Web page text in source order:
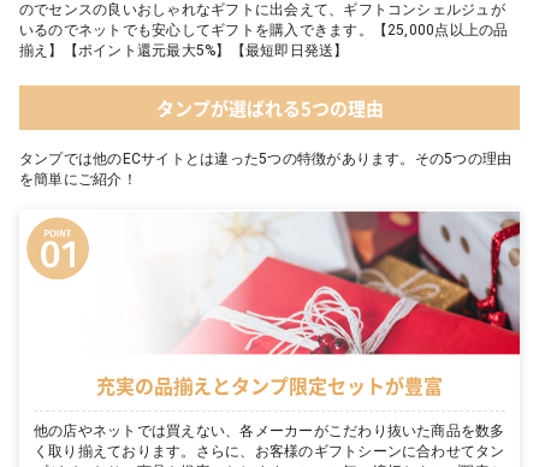
のでセンスの良いおしゃれなギフトに出会えて、ギフトコンシェルジュが
いるのでネットでも安心してギフトを購入できます。【25,000点以上の品
揃え】【ポイント還元最大5%】【最短即日発送】
タンプが選ばれる5つの理由
タンプでは他のECサイトとは違った5つの特徴があります。その5つの理由
を簡単にご紹介！
充実の品揃えとタンプ限定セットが豊富
他の店やネットでは買えない、各メーカーがこだわり抜いた商品を数多
く取り揃えております。さらに、お客様のギフトシーンに合わせてタン